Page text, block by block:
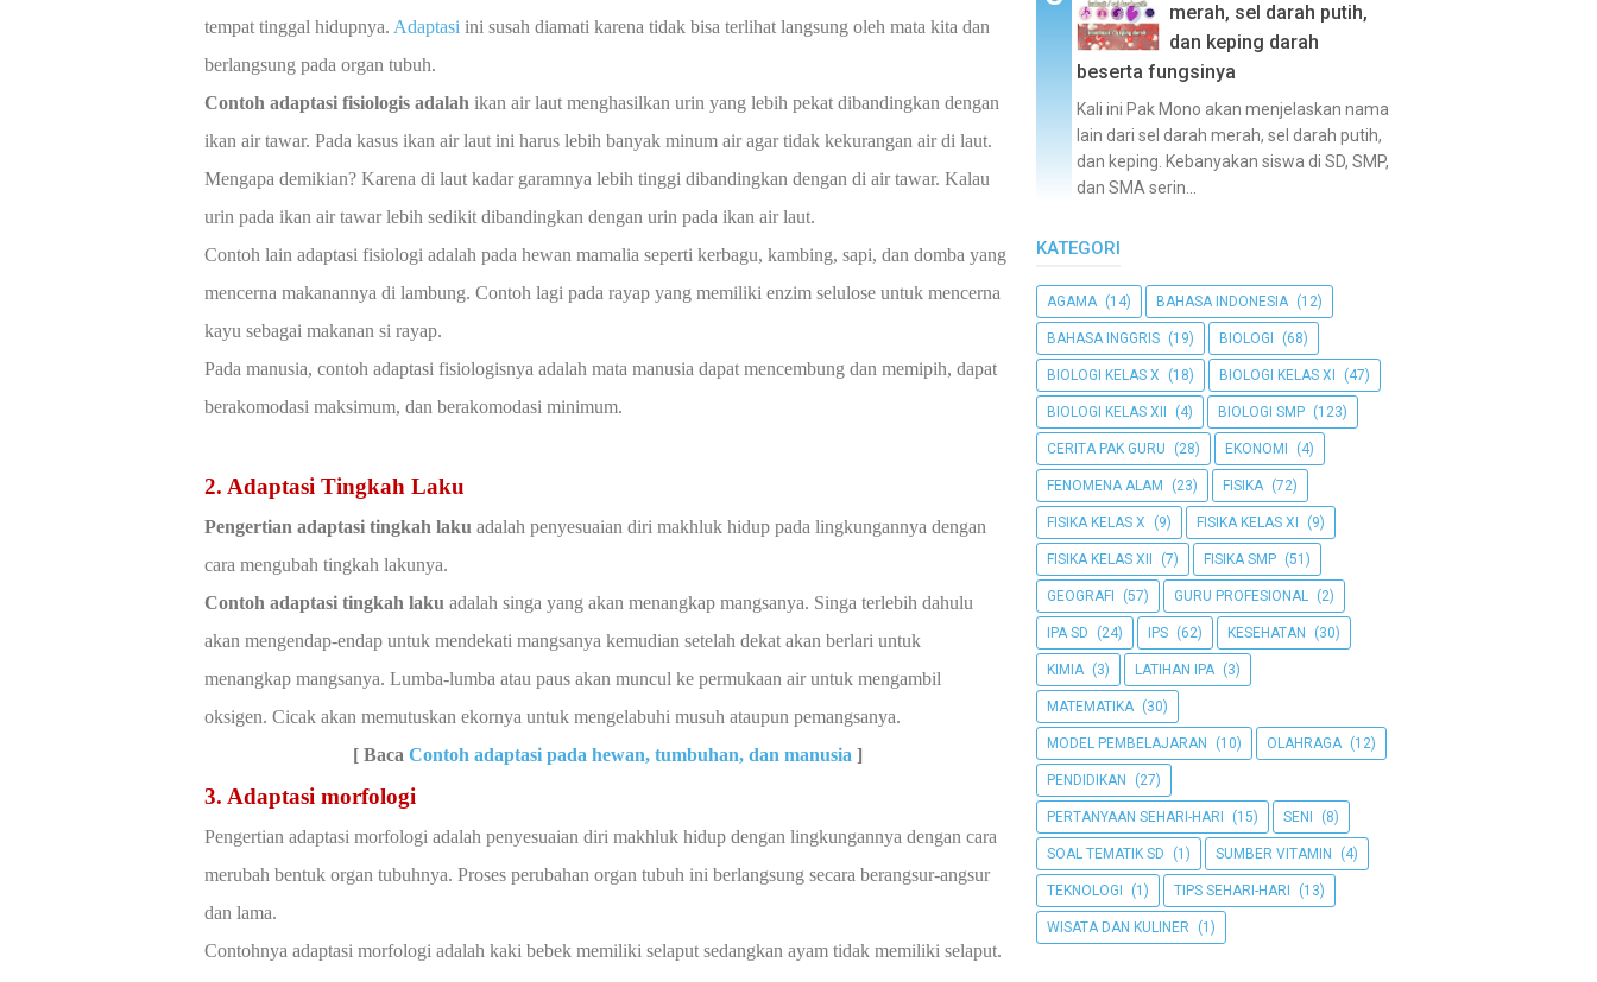
tempat tinggal hidupnya. Adaptasi ini susah diamati karena tidak bisa terlihat langsung oleh mata kita dan
berlangsung pada organ tubuh.
Contoh adaptasi fisiologis adalah ikan air laut menghasilkan urin yang lebih pekat dibandingkan dengan
ikan air tawar. Pada kasus ikan air laut ini harus lebih banyak minum air agar tidak kekurangan air di laut.
Mengapa demikian? Karena di laut kadar garamnya lebih tinggi dibandingkan dengan di air tawar. Kalau
urin pada ikan air tawar lebih sedikit dibandingkan dengan urin pada ikan air laut.
Contoh lain adaptasi fisiologi adalah pada hewan mamalia seperti kerbagu, kambing, sapi, dan domba yang
mencerna makanannya di lambung. Contoh lagi pada rayap yang memiliki enzim selulose untuk mencerna
kayu sebagai makanan si rayap.
Pada manusia, contoh adaptasi fisiologisnya adalah mata manusia dapat mencembung dan memipih, dapat
berakomodasi maksimum, dan berakomodasi minimum.
2. Adaptasi Tingkah Laku
Pengertian adaptasi tingkah laku adalah penyesuaian diri makhluk hidup pada lingkungannya dengan
cara mengubah tingkah lakunya.
Contoh adaptasi tingkah laku adalah singa yang akan menangkap mangsanya. Singa terlebih dahulu
akan mengendap-endap untuk mendekati mangsanya kemudian setelah dekat akan berlari untuk
menangkap mangsanya. Lumba-lumba atau paus akan muncul ke permukaan air untuk mengambil
oksigen. Cicak akan memutuskan ekornya untuk mengelabuhi musuh ataupun pemangsanya.
[ Baca Contoh adaptasi pada hewan, tumbuhan, dan manusia ]
3. Adaptasi morfologi
Pengertian adaptasi morfologi adalah penyesuaian diri makhluk hidup dengan lingkungannya dengan cara
merubah bentuk organ tubuhnya. Proses perubahan organ tubuh ini berlangsung secara berangsur-angsur
dan lama.
Contohnya adaptasi morfologi adalah kaki bebek memiliki selaput sedangkan ayam tidak memiliki selaput.
merah, sel darah putih,
dan keping darah
beserta fungsinya
Kali ini Pak Mono akan menjelaskan nama
lain dari sel darah merah, sel darah putih,
dan keping. Kebanyakan siswa di SD, SMP,
dan SMA serin...
KATEGORI
AGAMA (14) BAHASA INDONESIA (12)
BAHASA INGGRIS (19) BIOLOGI (68)
BIOLOGI KELAS X (18) BIOLOGI KELAS XI (47)
BIOLOGI KELAS XII (4) BIOLOGI SMP (123)
CERITA PAK GURU (28) EKONOMI (4)
FENOMENA ALAM (23) FISIKA (72)
FISIKA KELAS X (9) FISIKA KELAS XI (9)
FISIKA KELAS XII (7) FISIKA SMP (51)
GEOGRAFI (57) GURU PROFESIONAL (2)
IPA SD (24) IPS (62) KESEHATAN (30)
KIMIA (3) LATIHAN IPA (3)
MATEMATIKA (30)
MODEL PEMBELAJARAN (10) OLAHRAGA (12)
PENDIDIKAN (27)
PERTANYAAN SEHARI-HARI (15) SENI (8)
SOAL TEMATIK SD (1) SUMBER VITAMIN (4)
TEKNOLOGI (1) TIPS SEHARI-HARI (13)
WISATA DAN KULINER (1)